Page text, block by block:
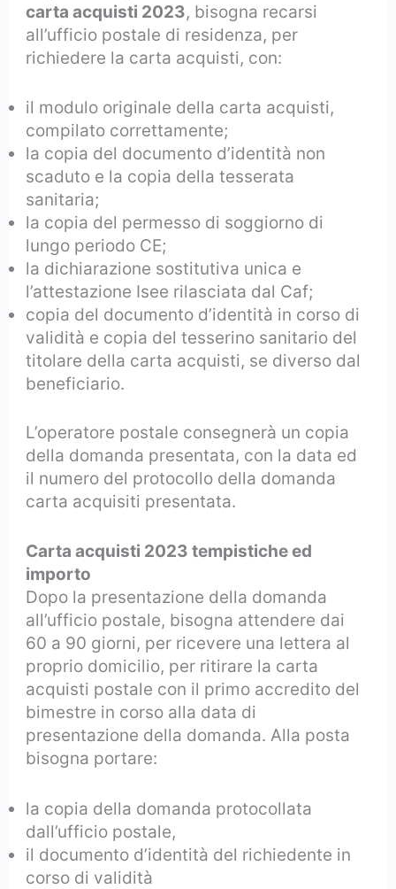
carta acquisti 2023, bisogna recarsi
all’ufficio postale di residenza, per
richiedere la carta acquisti, con:
il modulo originale della carta acquisti,
compilato correttamente;
la copia del documento d’identità non
scaduto e la copia della tesserata
sanitaria;
la copia del permesso di soggiorno di
lungo periodo CE;
la dichiarazione sostitutiva unica e
l’attestazione Isee rilasciata dal Caf;
copia del documento d’identità in corso di
validità e copia del tesserino sanitario del
titolare della carta acquisti, se diverso dal
beneficiario.
L’operatore postale consegnerà un copia
della domanda presentata, con la data ed
il numero del protocollo della domanda
carta acquisiti presentata.
Carta acquisti 2023 tempistiche ed
importo
Dopo la presentazione della domanda
all’ufficio postale, bisogna attendere dai
60 a 90 giorni, per ricevere una lettera al
proprio domicilio, per ritirare la carta
acquisti postale con il primo accredito del
bimestre in corso alla data di
presentazione della domanda. Alla posta
bisogna portare:
la copia della domanda protocollata
dall’ufficio postale,
il documento d’identità del richiedente in
corso di validità